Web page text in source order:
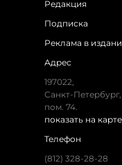
Редакция
Подписка
Реклама в
Адрес
197022,
Санкт-
пом. 74.
показать на карте
Телефон
(812) 328-28-28